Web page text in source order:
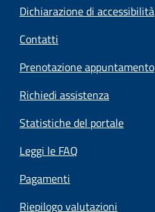
Dichiarazione di accessibilità
Contatti
Prenotazione appuntamento
Richiedi assistenza
Statistiche del portale
Leggi le FAQ
Pagamenti
Riepilogo valutazioni